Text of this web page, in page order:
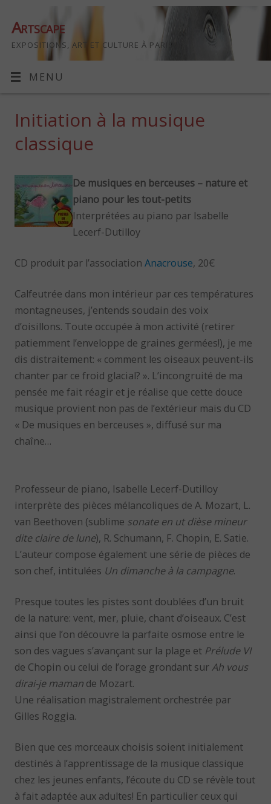
Artscape
EXPOSITIONS, ART ET CULTURE À PARIS
MENU
Initiation à la musique
classique
De musiques en berceuses – nature et
piano pour les tout-petits
Interprétées au piano par Isabelle
Lecerf-Dutilloy
CD produit par l’associationAnacrouse, 20€
Calfeutrée dans mon intérieur par ces températures
montagneuses, j’entends soudain des voix
d’oisillons. Toute occupée à mon activité (retirer
patiemment l’enveloppe de graines germées!), je me
dis distraitement: « comment les oiseaux peuvent-ils
chanter par ce froid glacial? ». L’incongruité de ma
pensée me fait réagir et je réalise que cette douce
musique provient non pas de l’extérieur mais du CD
« De musiques en berceuses », diffusé sur ma
chaîne…
Professeur de piano, Isabelle Lecerf-Dutilloy
interprète des pièces mélancoliques de A. Mozart, L.
van Beethoven (sublime sonate en ut dièse mineur
dite claire de lune), R. Schumann, F. Chopin, E. Satie.
L’auteur compose également une série de pièces de
son chef, intitulées Un dimanche à la campagne.
Presque toutes les pistes sont doublées d’un bruit
de la nature: vent, mer, pluie, chant d’oiseaux. C’est
ainsi que l’on découvre la parfaite osmose entre le
son des vagues s’avançant sur la plage et Prélude VI
de Chopin ou celui de l’orage grondant surAh vous
dirai-je maman de Mozart.
Une réalisation magistralement orchestrée par
Gilles Roggia.
Bien que ces morceaux choisis soient initialement
destinés à l’apprentissage de la musique classique
chez les jeunes enfants, l’écoute du CD se révèle tout
à fait adaptée aux adultes! En particulier ceux qui